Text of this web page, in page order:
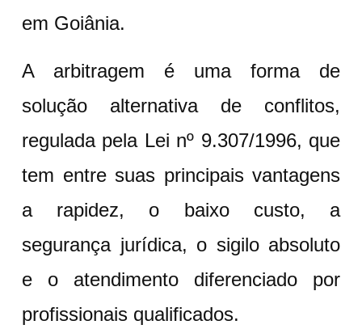
em Goiânia.
A arbitragem é uma forma de
solução alternativa de conflitos,
regulada pela Lei nº 9.307/1996, que
tem entre suas principais vantagens
a rapidez, o baixo custo, a
segurança jurídica, o sigilo absoluto
e o atendimento diferenciado por
profissionais qualificados.